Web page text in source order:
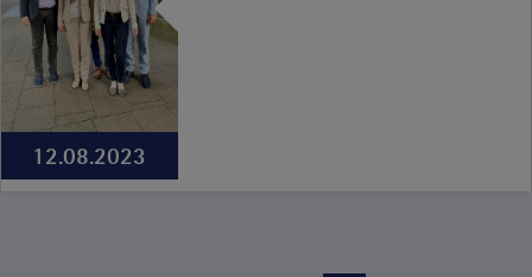
12.08.2023